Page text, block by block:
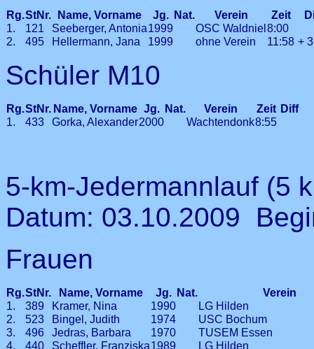
Rg.StNr. Name, Vorname Jg. Nat. Verein Zeit
1.
121 Seeberger, Antonia1999 OSC Waldniel 8:00
2.
495 Hellermann, Jana 1999 ohne Verein 11:58 +
Schüler M10
Rg.StNr. Name, Vorname Jg. Nat. Verein Zeit Diff
1.
433 Gorka, Alexander2000 Wachtendonk8:55
5-km-Jedermannlauf (5
Datum: 03.10.2009
Frauen
Rg.StNr. Name, Vorname Jg. Nat.
Verein
1.
389 Kramer, Nina 1990
LG Hilden
2.
523 Bingel, Judith 1974
USC Bochum
3.
496 Jedras, Barbara 1970
TUSEM Essen
4.
440 Scheffler, Franziska1989
LG Hilden